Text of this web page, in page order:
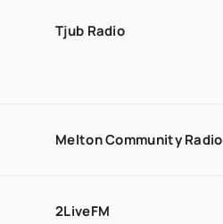
Tjub Radio
Melton Community Radio
2LiveFM